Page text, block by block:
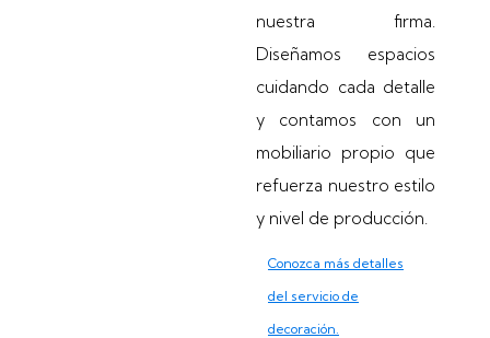
nuestra firma.
Diseñamos espacios
cuidando cada detalle
y contamos con un
mobiliario propio que
refuerza nuestro estilo
y nivel de producción.
Conozca más detalles
del servicio de
decoración.